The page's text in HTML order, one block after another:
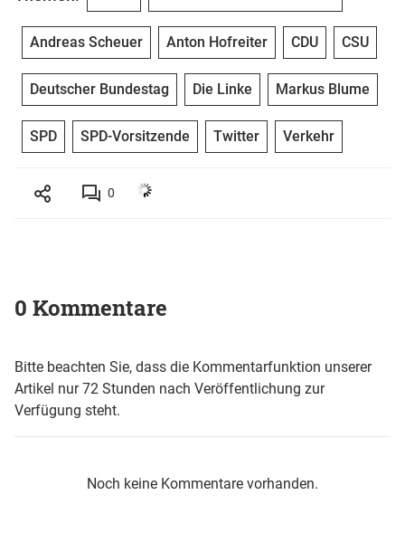
Andreas Scheuer Anton Hofreiter CDU CSU
Deutscher Bundestag Die Linke Markus Blume
SPD SPD-Vorsitzende Twitter Verkehr
0
0 Kommentare
Bitte beachten Sie, dass die Kommentarfunktion unserer
Artikel nur 72 Stunden nach Veröffentlichung zur
Verfügung steht.
Noch keine Kommentare vorhanden.